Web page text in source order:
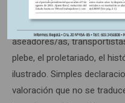
haber expuesto sus vidas
coyuntura al cuerpo social:
aseadores/as,
plebe, el proletariado, el
ilustrado. Simples
valoración que no se